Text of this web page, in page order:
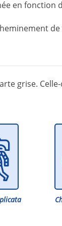
en fonction
grise.